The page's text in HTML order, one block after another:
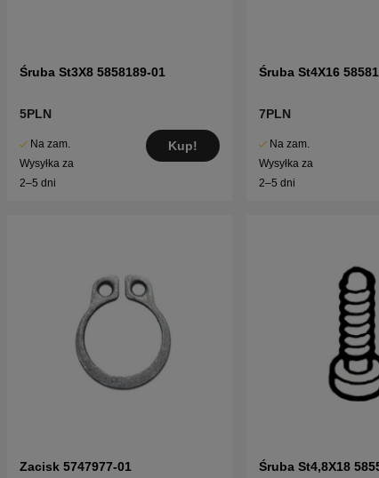
Śruba St3X8 5858189-01
5PLN
Na zam.
Wysyłka za
2–5 dni
Kup!
Śruba St4X16
7PLN
Na zam.
Wysyłka za
2–5 dni
Zacisk 5747977-01 Śruba St4,8X18